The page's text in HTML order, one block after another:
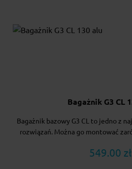
Bagażnik G3 CL
Bagażnik bazowy G3 CL to jedno z
rozwiązań. Można go montować
549.00 zł